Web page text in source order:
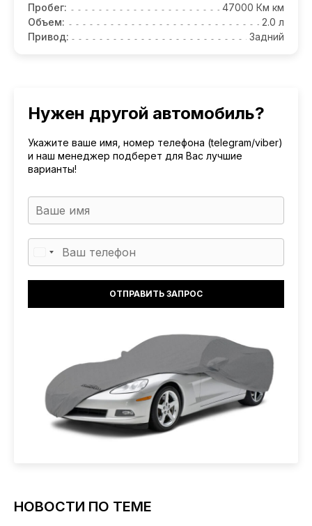
Пробег:
47000 Км км
Объем:
2.0 л
Привод:
Задний
Нужен другой автомобиль?
Укажите ваше имя, номер телефона (telegram/viber)
и наш менеджер подберет для Вас лучшие
варианты!
НОВОСТИ ПО ТЕМЕ